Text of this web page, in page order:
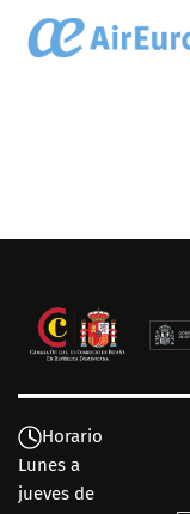
Horario
Lunes a
jueves de